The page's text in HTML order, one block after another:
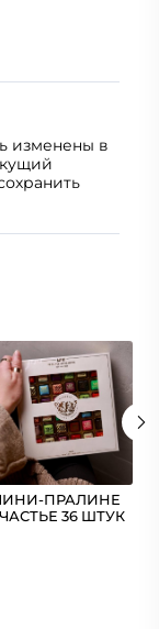
изменены в
ПРАЛИНЕ
36 ШТУК